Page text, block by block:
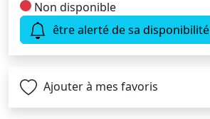
Non disponible
être alerté de sa disponibilité
Ajouter à mes favoris